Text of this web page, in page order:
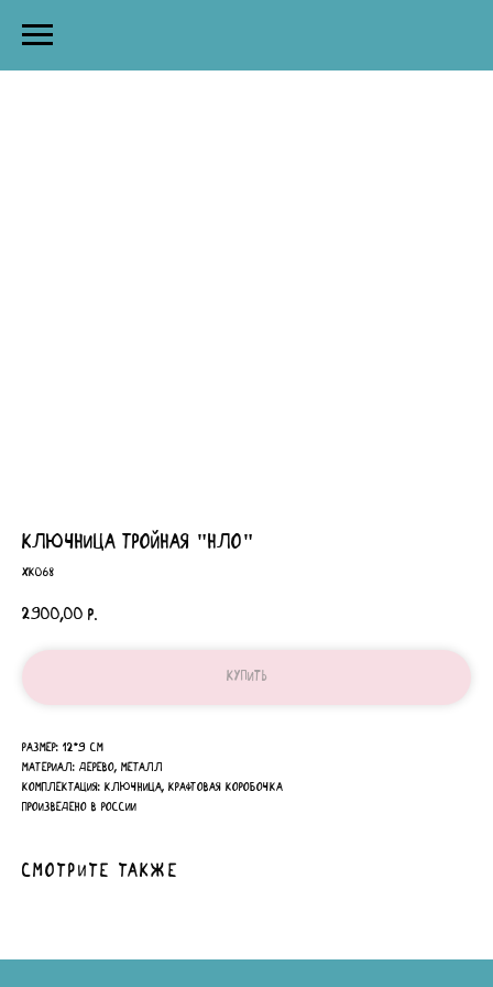
ключница тройная "НЛО"
ХК068
2900,00 р.
Купить
Размер: 12*9 см
Материал: дерево, металл
Комплектация: ключница, крафтовая коробочка
Произведено в России
Смотрите также